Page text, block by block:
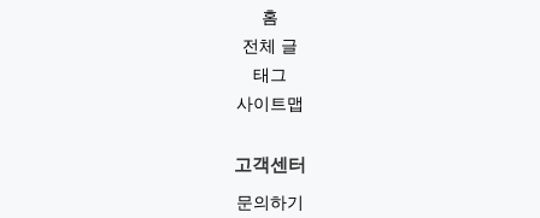
홈
전체 글
태그
사이트맵
고객센터
문의하기